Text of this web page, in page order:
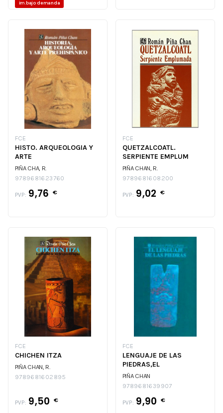
CUNHA/STEWART
im.bajo demanda
FCE
HISTO. ARQUEOLOGIA Y
ARTE
PIÑA CHA, R.
9789681623760
PVP: 9,76 €
FCE
QUETZALCOATL.
SERPIENTE EMPLUM
PIÑA CHAN, R.
9789681608200
PVP: 9,02 €
FCE
CHICHEN ITZA
PIÑA CHAN, R.
9789681602895
PVP: 9,50 €
FCE
LENGUAJE DE LAS
PIEDRAS,EL
PIÑA CHAN
9789681639907
PVP: 9,90 €